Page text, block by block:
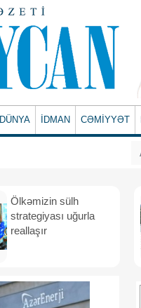
DÜNYA İDMAN CƏMİYYƏT
Ölkəmizin sülh
strategiyası uğurla
reallaşır